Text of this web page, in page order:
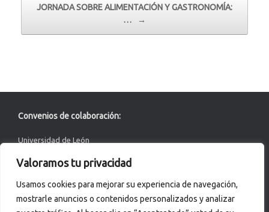
Valoramos tu privacidad
Usamos cookies para mejorar su experiencia de navegación,
mostrarle anuncios o contenidos personalizados y analizar
JORNADA SOBRE ALIMENTACIÓN Y GASTRONOMÍA:
…
→
Convenios de colaboración:
Universidad de León
ACERTA Certificación
Asociación de Químicos de Castilla y León
Innovative Dairy Science education material development